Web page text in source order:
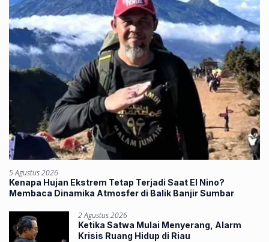
5 Agustus 2026
Kenapa Hujan Ekstrem Tetap Terjadi Saat El Nino?
Membaca Dinamika Atmosfer di Balik Banjir Sumbar
2 Agustus 2026
Ketika Satwa Mulai Menyerang, Alarm
Krisis Ruang Hidup di Riau